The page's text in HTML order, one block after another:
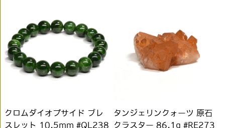
クロムダイオプサイド ブレ
スレット 10.5mm #QL238
タンジェリンクォーツ 原石
クラスター 86.1g #RE273